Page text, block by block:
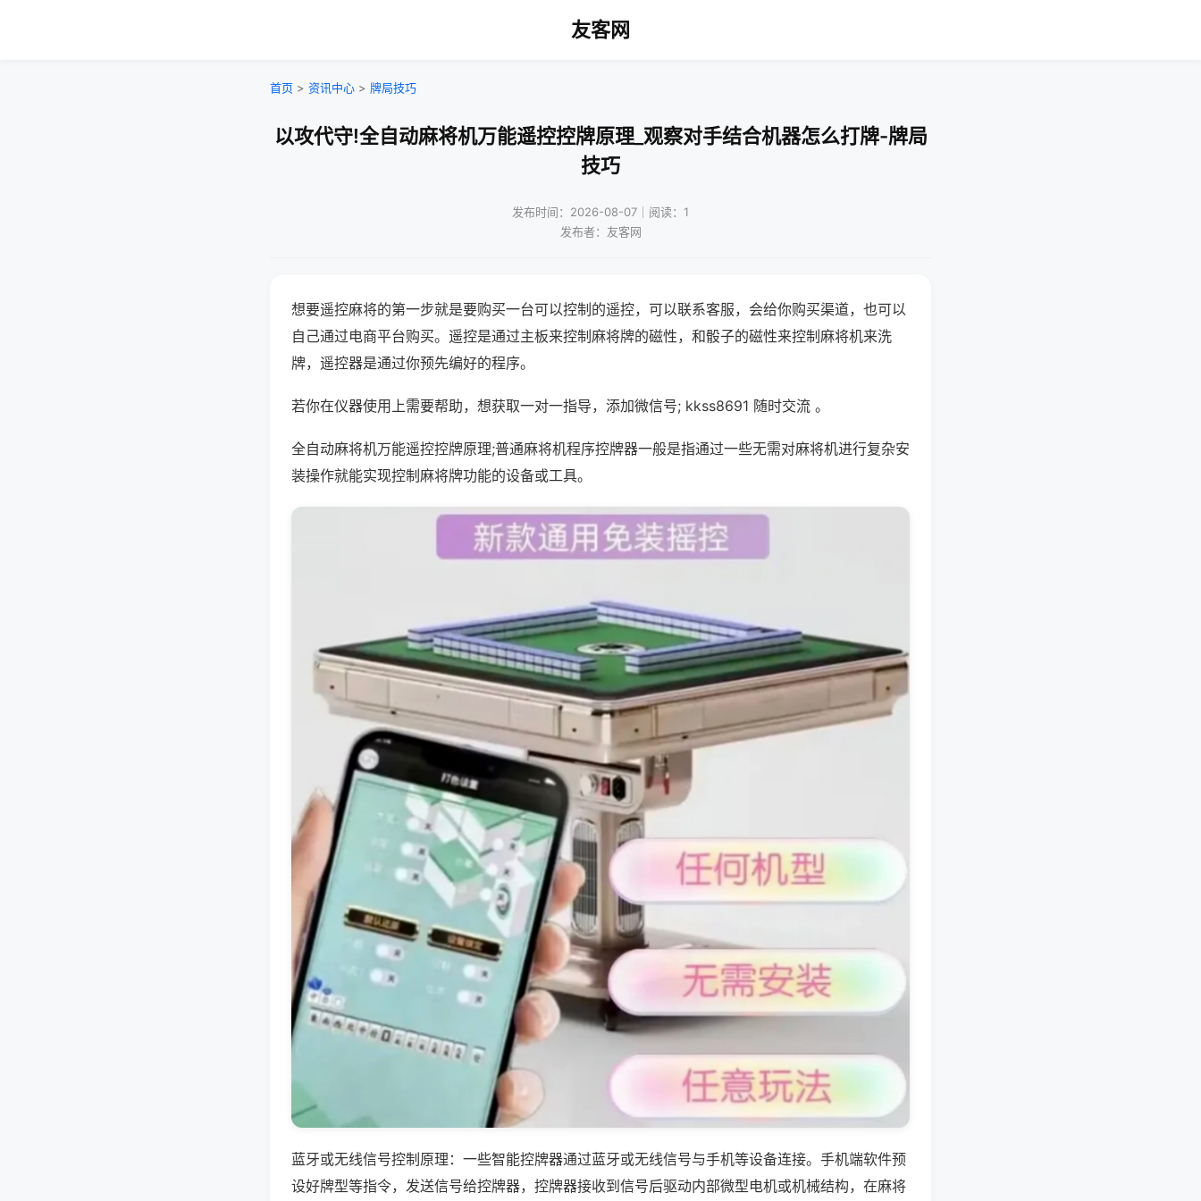
友客网
首页 > 资讯中心 > 牌局技巧
以攻代守!全自动麻将机万能遥控控牌原理_观察对手结合机器怎么打牌-牌局
技巧
发布时间：2026-08-07｜阅读：1
发布者：友客网
想要遥控麻将的第一步就是要购买一台可以控制的遥控，可以联系客服，会给你购买渠道，也可以
自己通过电商平台购买。遥控是通过主板来控制麻将牌的磁性，和骰子的磁性来控制麻将机来洗
牌，遥控器是通过你预先编好的程序。
若你在仪器使用上需要帮助，想获取一对一指导，添加微信号; kkss8691 随时交流 。
全自动麻将机万能遥控控牌原理;普通麻将机程序控牌器一般是指通过一些无需对麻将机进行复杂安
装操作就能实现控制麻将牌功能的设备或工具。
蓝牙或无线信号控制原理：一些智能控牌器通过蓝牙或无线信号与手机等设备连接。手机端软件预
设好牌型等指令，发送信号给控牌器，控牌器接收到信号后驱动内部微型电机或机械结构，在麻将